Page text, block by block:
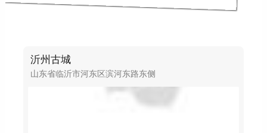
沂州古城
山东省临沂市河东区滨河东路东侧